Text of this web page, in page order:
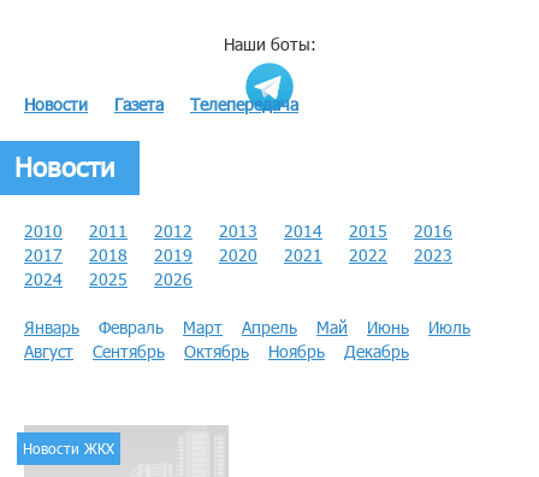
Наши боты:
Новости Газета Телепередача
Новости
2010 2011 2012 2013 2014 2015
2016
2017
2018 2019 2020 2021 2022
2023
2024
2025 2026
Январь Февраль Март Апрель Май Июнь
Июль
Август
Сентябрь Октябрь Ноябрь Декабрь
Новости ЖКХ